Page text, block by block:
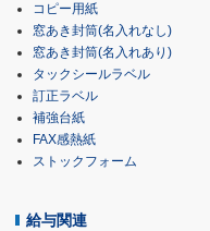
コピー用紙
窓あき封筒(名入れなし)
窓あき封筒(名入れあり)
タックシールラベル
訂正ラベル
補強台紙
FAX感熱紙
ストックフォーム
給与関連